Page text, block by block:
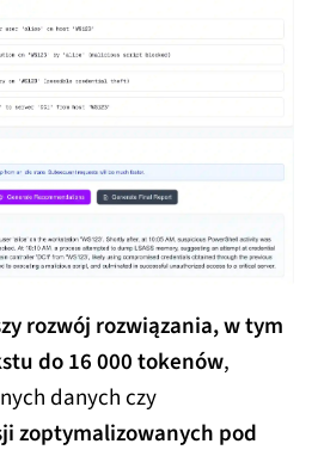
rozwój rozwiązania, w tym
do 16 000 tokenów,
danych czy
zoptymalizowanych pod